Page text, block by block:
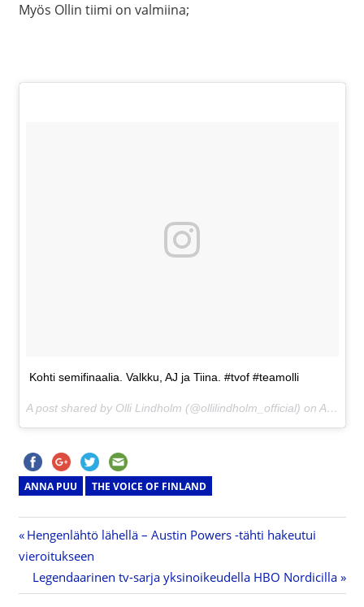
Myös Ollin tiimi on valmiina;
Kohti semifinaalia. Valkku, AJ ja Tiina. #tvof #teamolli
A post shared by Olli Lindholm (@ollilindholm_official) on Apr 6, 2017 at 1:36am PDT
ANNA PUU THE VOICE OF FINLAND
Artikkelien
selaus
Previous
Post:
Hengenlähtö lähellä – Austin Powers -tähti hakeutui
vieroitukseen
Next
Post:
Legendaarinen tv-sarja yksinoikeudella HBO Nordicilla